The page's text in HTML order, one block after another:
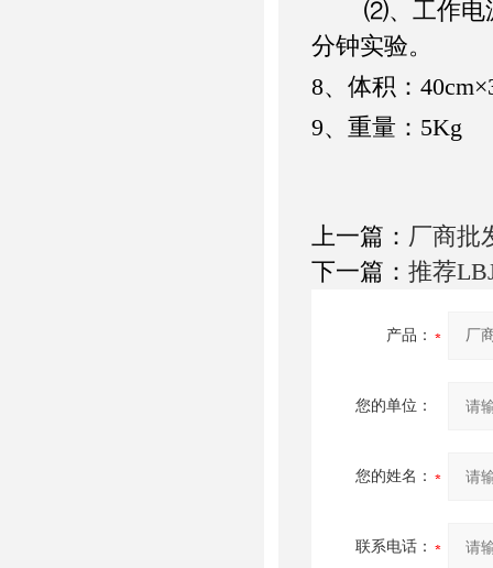
⑵、工作电
分钟实验。
8、 体积： 40cm×
9、 重量： 5Kg
上一篇： 厂商批
下一篇： 推荐
产品：
您的单位：
您的姓名：
联系电话：